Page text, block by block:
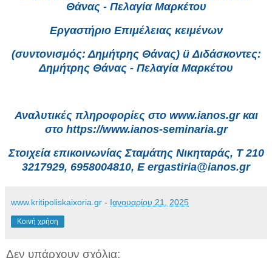
Θάνας - Πελαγία Μαρκέτου
Εργαστήριο Επιμέλειας κειμένων
(συντονισμός: Δημήτρης Θάνας) ü Διδάσκοντες:
Δημήτρης Θάνας - Πελαγία Μαρκέτου
Αναλυτικές πληροφορίες στο www.ianos.gr και
στο https://www.ianos-seminaria.gr
Στοιχεία επικοινωνίας Σταμάτης Νικηταράς, T 210
3217929, 6958004810, E ergastiria@ianos.gr
www.kritipoliskaixoria.gr - Ιανουαρίου 21, 2025
Κοινή χρήση
Δεν υπάρχουν σχόλια: